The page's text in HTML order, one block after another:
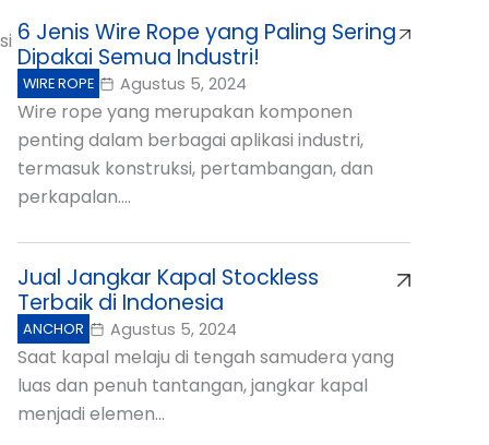
6 Jenis Wire Rope yang Paling Sering
Dipakai Semua Industri!
WIRE ROPE Agustus 5, 2024
Wire rope yang merupakan komponen
penting dalam berbagai aplikasi industri,
termasuk konstruksi, pertambangan, dan
perkapalan....
Jual Jangkar Kapal Stockless
Terbaik di Indonesia
ANCHOR Agustus 5, 2024
Saat kapal melaju di tengah samudera yang
luas dan penuh tantangan, jangkar kapal
menjadi elemen...